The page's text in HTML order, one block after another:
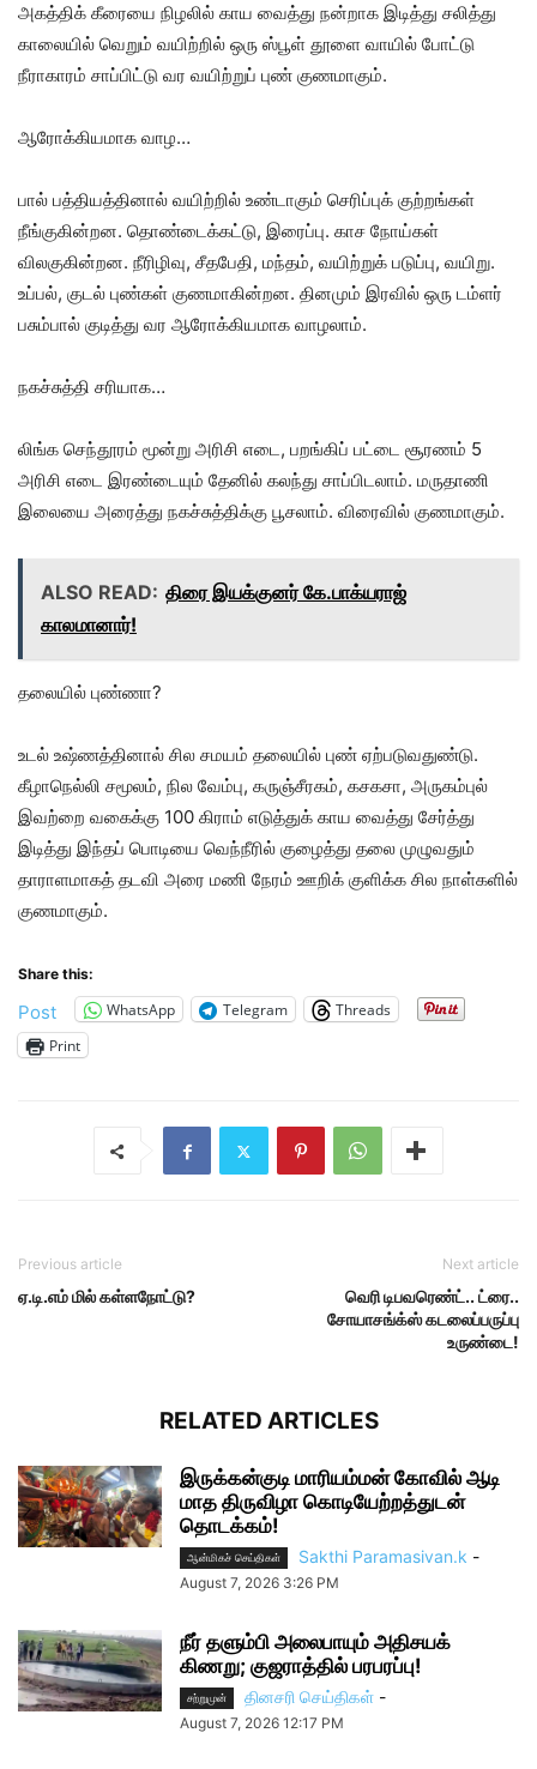
அகத்திக் கீரையை நிழலில் காய வைத்து நன்றாக இடித்து சலித்து
காலையில் வெறும் வயிற்றில் ஒரு ஸ்பூள் தூளை வாயில் போட்டு
நீராகாரம் சாப்பிட்டு வர வயிற்றுப் புண் குணமாகும்.
ஆரோக்கியமாக வாழ…
பால் பத்தியத்தினால் வயிற்றில் உண்டாகும் செரிப்புக் குற்றங்கள்
நீங்குகின்றன. தொண்டைக்கட்டு, இரைப்பு. காச நோய்கள்
விலகுகின்றன. நீரிழிவு, சீதபேதி, மந்தம், வயிற்றுக் படுப்பு, வயிறு.
உப்பல், குடல் புண்கள் குணமாகின்றன. தினமும் இரவில் ஒரு டம்ளர்
பசும்பால் குடித்து வர ஆரோக்கியமாக வாழலாம்.
நகச்சுத்தி சரியாக…
லிங்க செந்தூரம் மூன்று அரிசி எடை, பறங்கிப் பட்டை சூரணம் 5
அரிசி எடை இரண்டையும் தேனில் கலந்து சாப்பிடலாம். மருதாணி
இலையை அரைத்து நகச்சுத்திக்கு பூசலாம். விரைவில் குணமாகும்.
ALSO READ: திரை இயக்குனர் கே.பாக்யராஜ்
காலமானார்!
தலையில் புண்ணா?
உடல் உஷ்ணத்தினால் சில சமயம் தலையில் புண் ஏற்படுவதுண்டு.
கீழாநெல்லி சமூலம், நில வேம்பு, கருஞ்சீரகம், கசகசா, அருகம்புல்
இவற்றை வகைக்கு 100 கிராம் எடுத்துக் காய வைத்து சேர்த்து
இடித்து இந்தப் பொடியை வெந்நீரில் குழைத்து தலை முழுவதும்
தாராளமாகத் தடவி அரை மணி நேரம் ஊறிக் குளிக்க சில நாள்களில்
குணமாகும்.
Share this:
Post WhatsApp Telegram
Threads
Print
Previous article
ஏ.டி.எம் மில் கள்ளநோட்டு?
Next article
வெரி டிபவரெண்ட்.. ட்ரை..
சோயாசங்க்ஸ் கடலைப்பருப்பு
உருண்டை!
RELATED ARTICLES
இருக்கன்குடி மாரியம்மன் கோவில் ஆடி
மாத திருவிழா கொடியேற்றத்துடன்
தொடக்கம்!
ஆன்மிகச் செய்திகள் Sakthi Paramasivan.k -
August 7, 2026 3:26 PM
நீர் தளும்பி அலைபாயும் அதிசயக்
கிணறு; குஜராத்தில் பரபரப்பு!
சற்றுமுன் தினசரி செய்திகள் -
August 7, 2026 12:17 PM